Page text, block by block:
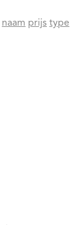
naam prijs type